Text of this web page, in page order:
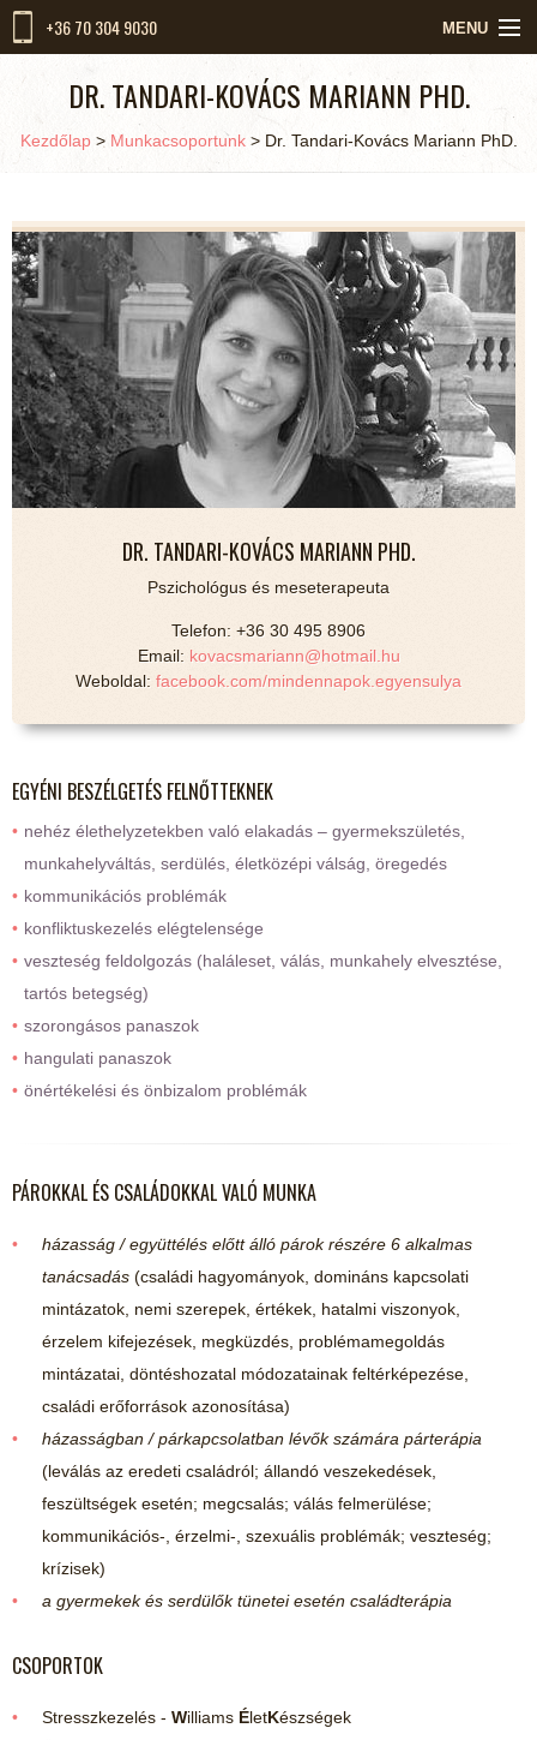
+36 70 304 9030 MENU
RÓLUNK
SZOLGÁLTATÁSOK
KIKET VÁRUNK
HÍREK
KAPCSOLAT
DR. TANDARI-KOVÁCS MARIANN PHD.
Kezdőlap> Munkacsoportunk> Dr. Tandari-Kovács Mariann PhD.
DR. TANDARI-KOVÁCS MARIANN PHD.
Pszichológus és meseterapeuta
Telefon: +36 30 495 8906
Email: kovacsmariann@hotmail.hu
Weboldal: facebook.com/mindennapok.egyensulya
EGYÉNI BESZÉLGETÉS FELNŐTTEKNEK
nehéz élethelyzetekben való elakadás – gyermekszületés,
munkahelyváltás, serdülés, életközépi válság, öregedés
kommunikációs problémák
konfliktuskezelés elégtelensége
veszteség feldolgozás (haláleset, válás, munkahely elvesztése,
tartós betegség)
szorongásos panaszok
hangulati panaszok
önértékelési és önbizalom problémák
PÁROKKAL ÉS CSALÁDOKKAL VALÓ MUNKA
házasság / együttélés előtt álló párok részére 6 alkalmas
tanácsadás (családi hagyományok, domináns kapcsolati
mintázatok, nemi szerepek, értékek, hatalmi viszonyok,
érzelem kifejezések, megküzdés, problémamegoldás
mintázatai, döntéshozatal módozatainak feltérképezése,
családi erőforrások azonosítása)
házasságban / párkapcsolatban lévők számára párterápia
(leválás az eredeti családról; állandó veszekedések,
feszültségek esetén; megcsalás; válás felmerülése;
kommunikációs-, érzelmi-, szexuális problémák; veszteség;
krízisek)
a gyermekek és serdülők tünetei esetén családterápia
CSOPORTOK
Stresszkezelés - Williams ÉletKészségek